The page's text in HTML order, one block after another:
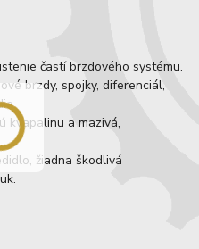
častí brzdového systému.
brzdy, spojky, diferenciál,
kvapalinu a mazivá,
žiadna škodlivá